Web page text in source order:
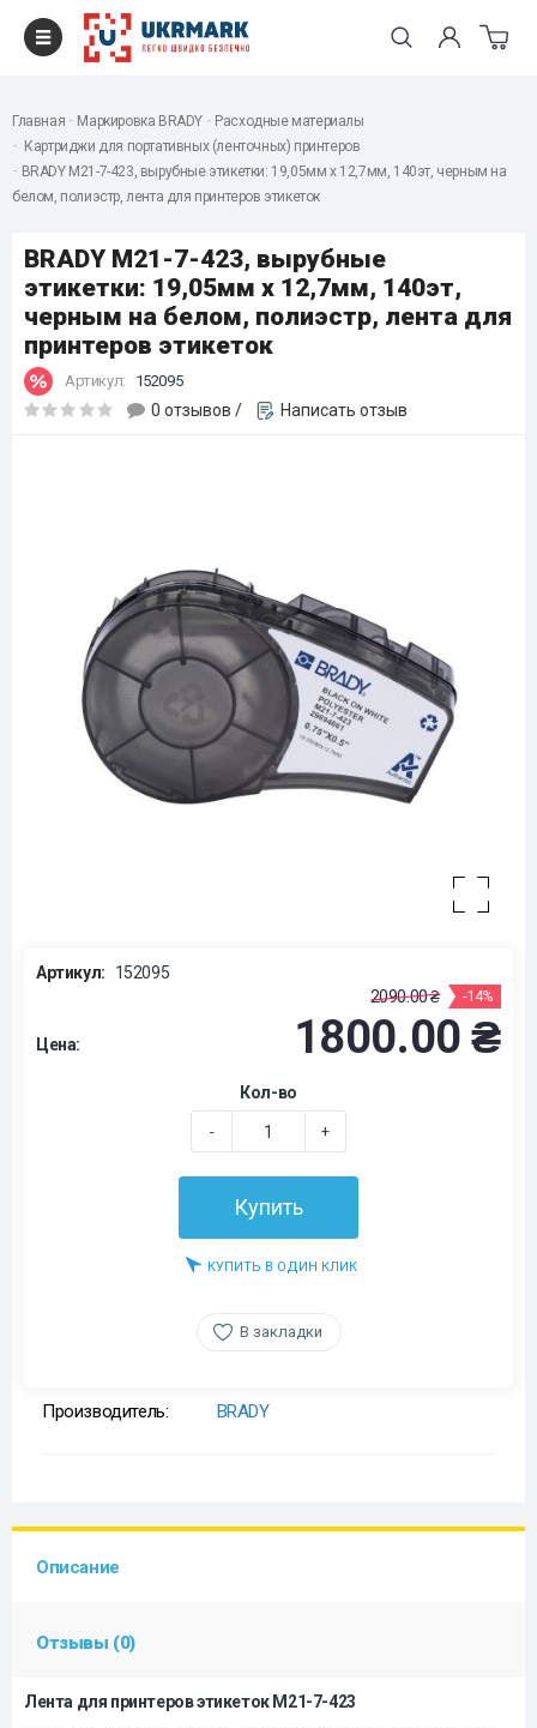
Главная Маркировка BRADY
Расходные материалы
Картриджи для портативных (ленточных) принтеров
BRADY M21-7-423, вырубные этикетки: 19,05мм х 12,7мм, 140эт, черным на
белом, полиэстр, лента для принтеров этикеток
BRADY M21-7-423, вырубные
этикетки: 19,05мм х 12,7мм, 140эт,
черным на белом, полиэстр, лента для
принтеров этикеток
Артикул: 152095
0 отзывов / Написать отзыв
Артикул: 152095
Цена:
2090.00 ₴ -14%
1800.00 ₴
Кол-во
- +
Купить
КУПИТЬ В ОДИН КЛИК
В закладки
Производитель: BRADY
Описание
Отзывы (0)
Лента для принтеров этикеток M21-7-423